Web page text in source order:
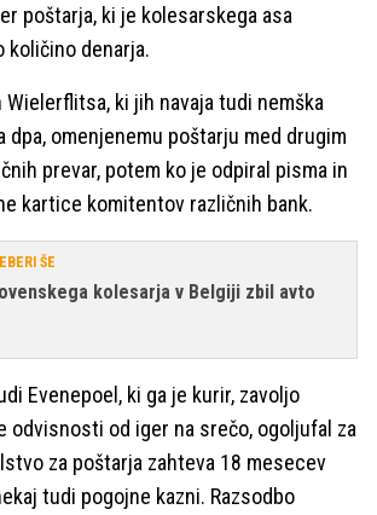
poštarja, ki je kolesarskega asa
količino denarja.
Wielerflitsa, ki jih navaja tudi nemška
dpa, omenjenemu poštarju med drugim
prevar, potem ko je odpiral pisma in
kartice komitentov različnih bank.
ŠE
kolesarja v Belgiji zbil avto
Evenepoel, ki ga je kurir, zavoljo
odvisnosti od iger na srečo, ogoljufal za
za poštarja zahteva 18 mesecev
tudi pogojne kazni. Razsodbo